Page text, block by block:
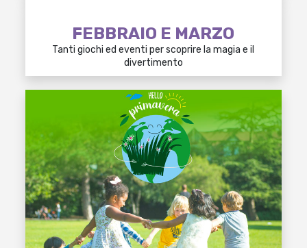
FEBBRAIO E MARZO
Tanti giochi ed eventi per scoprire la magia e il
divertimento